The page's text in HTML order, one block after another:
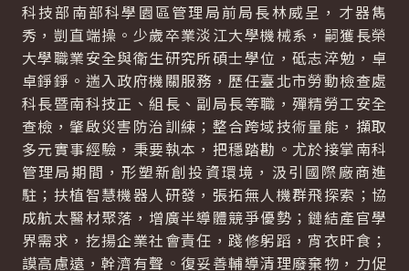
科技部南部科學園區管理局前局長林威呈，才器雋
秀，剴直端操。少歲卒業淡江大學機械系，嗣獲長榮
大學職業安全與衛生研究所碩士學位，砥志淬勉，卓
卓錚錚。遄入政府機關服務，歷任臺北市勞動檢查處
科長暨南科技正、組長、副局長等職，殫精勞工安全
查檢，肇啟災害防治訓練；整合跨域技術量能，擷取
多元實事經驗，秉要執本，把穩踏勘。尤於接掌南科
管理局期間，形塑新創投資環境，汲引國際廠商進
駐；扶植智慧機器人研發，張拓無人機群飛探索；協
成航太醫材聚落，增廣半導體競爭優勢；鏈結產官學
界需求，扢揚企業社會責任，踐修躬蹈，宵衣旰食；
謨高慮遠，幹濟有聲。復妥善輔導清理廢棄物，力促